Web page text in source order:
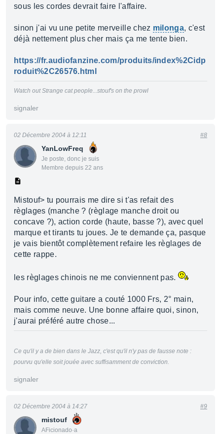
sous les cordes devrait faire l'affaire.
sinon j'ai vu une petite merveille chez milonga, c'est
déjà nettement plus cher mais ça me tente bien.
https://fr.audiofanzine.com/produits/index%2Cidp
roduit%2C26576.html
Watch out Strange cat people...stouf's on the prowl
signaler
YanLowFreq
Je poste, donc je suis
Membre depuis 22 ans
02 Décembre 2004 à 12:11 #8
Mistouf> tu pourrais me dire si t'as refait des
règlages (manche ? (règlage manche droit ou
concave ?), action corde (haute, basse ?), avec quel
marque et tirants tu joues. Je te demande ça, pasque
je vais bientôt complètement refaire les règlages de
cette rappe.
les règlages chinois ne me conviennent pas.
Pour info, cette guitare a couté 1000 Frs, 2° main,
mais comme neuve. Une bonne affaire quoi, sinon,
j'aurai préféré autre chose...
Ce qu'il y a de bien dans le Jazz, c'est qu'il n'y pas de fausse note :
pourvu qu'elle soit jouée avec suffisamment de conviction.
signaler
mistouf
AFicionado·a
02 Décembre 2004 à 14:27 #9